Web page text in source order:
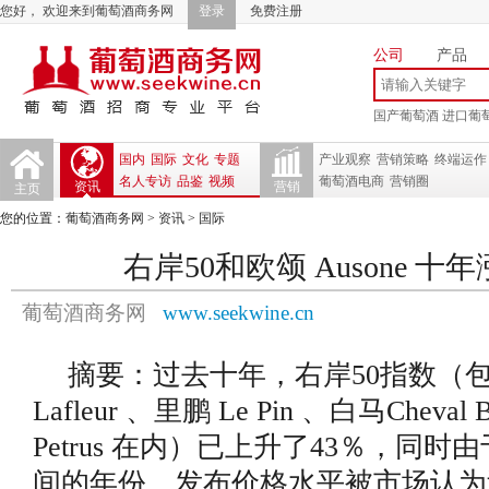
您好， 欢迎来到葡萄酒商务网 登录 免费注册
公司 产品
国产葡萄酒 进口葡
主页 资讯
国内 国际 文化 专题
名人专访 品鉴 视频 营销
产业观察 营销策略 终端运作
葡萄酒电商 营销圈
您的位置： 葡萄酒商务网 > 资讯 > 国际
右岸50和欧颂 Ausone 十年
葡萄酒商务网 www.seekwine.cn
摘要：过去十年，右岸50指数（
Lafleur 、里鹏 Le Pin 、白马Cheval
Petrus 在内）已上升了43％，同时由